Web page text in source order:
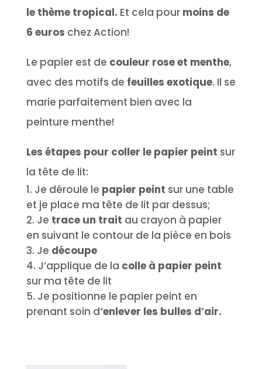
le thème tropical. Et cela pour moins de
6 euros chez Action!
Le papier est de couleur rose et menthe,
avec des motifs de feuilles exotique. Il se
marie parfaitement bien avec la
peinture menthe!
Les étapes pour coller le papier peint sur
la tête de lit:
Je déroule le papier peint sur une table
et je place ma tête de lit par dessus;
Je trace un trait au crayon à papier
en suivant le contour de la pièce en bois
Je découpe
J’applique de la colle à papier peint
sur ma tête de lit
Je positionne le papier peint en
prenant soin d‘enlever les bulles d’air.